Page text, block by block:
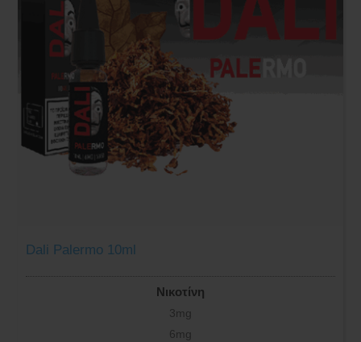
Dali Palermo 10ml
Νικοτίνη
3mg
6mg